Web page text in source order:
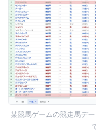
某競馬ゲームの競走馬デ